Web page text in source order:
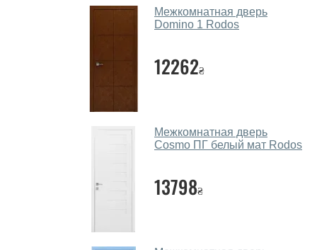
Межкомнатная дверь
Domino 1 Rodos
12262₴
Межкомнатная дверь
Cosmo ПГ белый мат Rodos
13798₴